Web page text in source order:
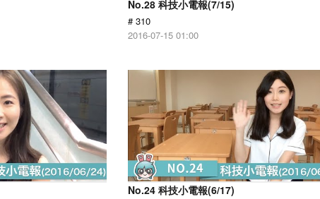
No.28 科技小電報(7/15)
# 310
2016-07-15 01:00
No.24 科技小電報(6/17)